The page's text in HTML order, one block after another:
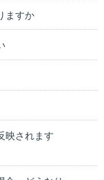
ますか
映されます